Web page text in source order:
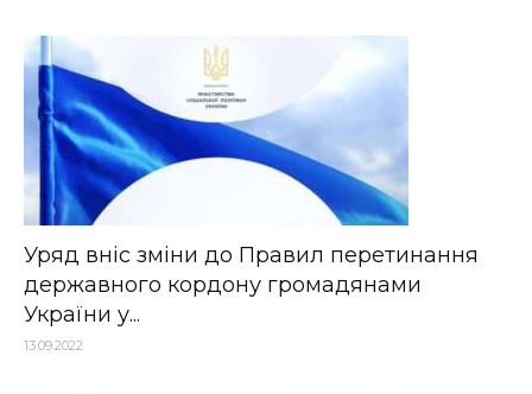
Уряд вніс зміни до Правил перетинання
державного кордону громадянами
України у...
13.09.2022